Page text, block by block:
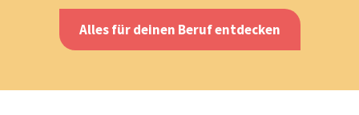
Alles für deinen Beruf entdecken